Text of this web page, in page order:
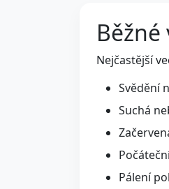
Nejčastější
Svědění
Suchá
Pálení